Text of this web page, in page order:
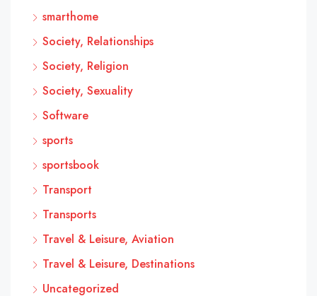
smarthome
Society, Relationships
Society, Religion
Society, Sexuality
Software
sports
sportsbook
Transport
Transports
Travel & Leisure, Aviation
Travel & Leisure, Destinations
Uncategorized